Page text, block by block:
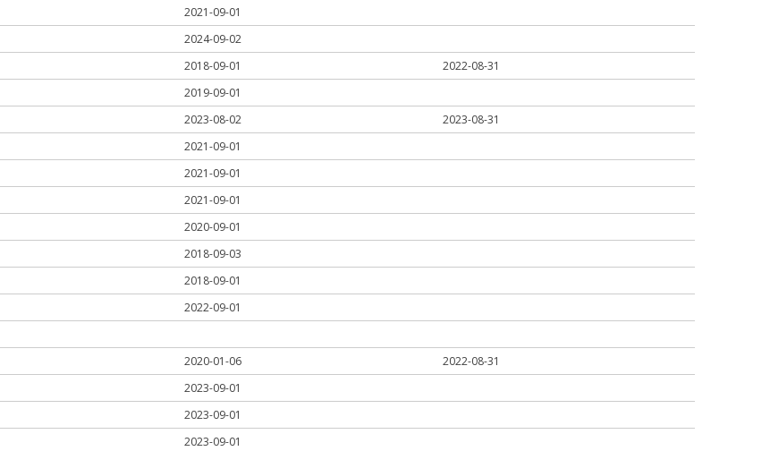
2021-09-01
2024-09-02
2018-09-01
2022-08-31
2019-09-01
2023-08-02
2023-08-31
2021-09-01
2021-09-01
2021-09-01
2020-09-01
2018-09-03
2018-09-01
2022-09-01
2020-01-06
2022-08-31
2023-09-01
2023-09-01
2023-09-01